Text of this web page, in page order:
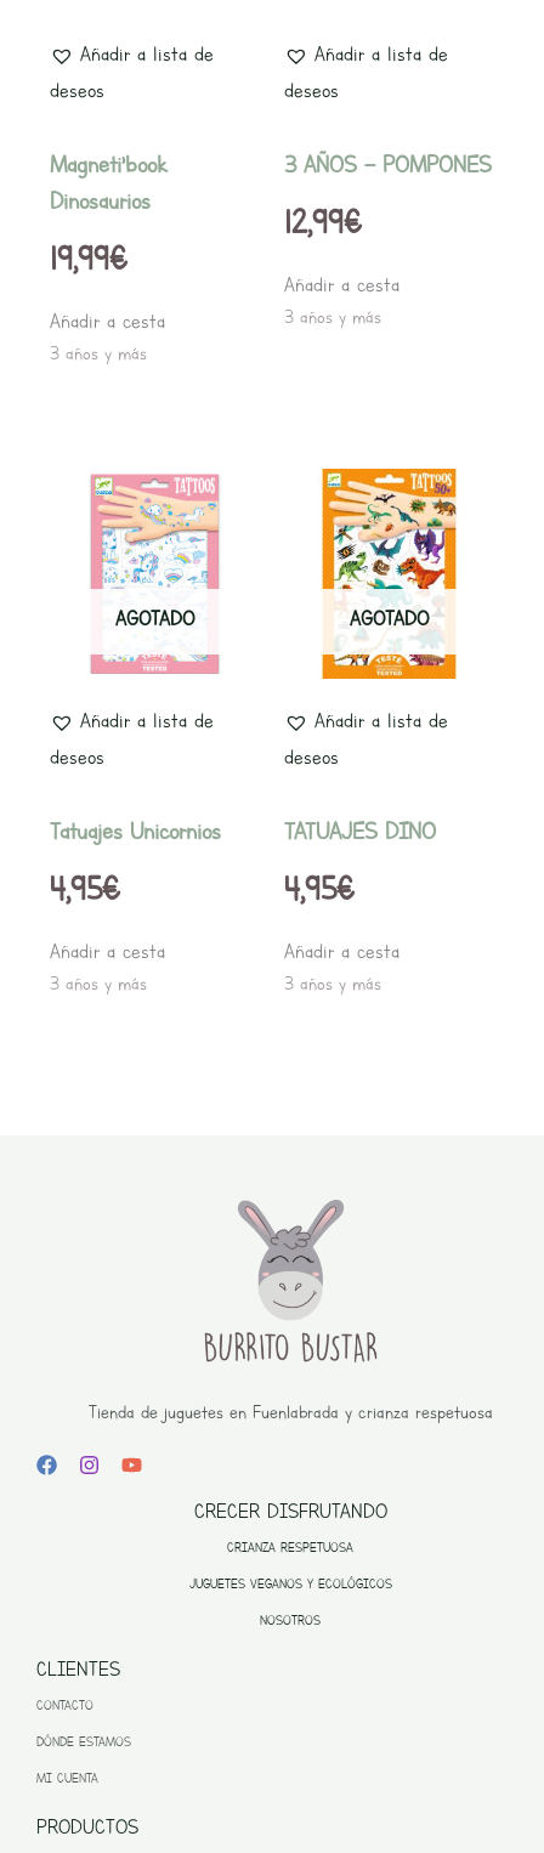
Añadir a lista de
deseos
Magneti’book
Dinosaurios
19,99€
Añadir a cesta
3 años y más
Añadir a lista de
deseos
3 AÑOS – POMPONES
12,99€
Añadir a cesta
3 años y más
AGOTADO
Añadir a lista de
deseos
Tatuajes Unicornios
4,95€
Añadir a cesta
3 años y más
AGOTADO
Añadir a lista de
deseos
TATUAJES DINO
4,95€
Añadir a cesta
3 años y más
Tienda de juguetes en Fuenlabrada y crianza respetuosa
CRECER DISFRUTANDO
CRIANZA RESPETUOSA
JUGUETES VEGANOS Y ECOLÓGICOS
NOSOTROS
CLIENTES
CONTACTO
DÓNDE ESTAMOS
MI CUENTA
PRODUCTOS